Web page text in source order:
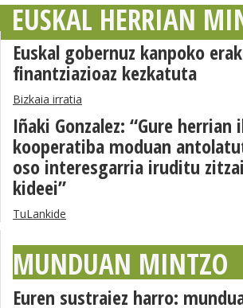
EUSKAL HERRIAN
Euskal gobernuz kanpoko
finantziazioaz kezkatuta
Bizkaia irratia
Iñaki Gonzalez: “Gure herrian
kooperatiba moduan
oso interesgarria iruditu
kideei”
TuLankide
MUNDUAN MINTZO
Euren sustraiez harro: